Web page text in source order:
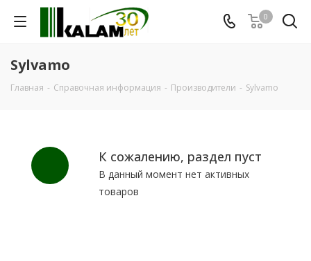
0
Sylvamo
Главная - Справочная информация - Производители - Sylvamo
К сожалению, раздел пуст
В данный момент нет активных
товаров